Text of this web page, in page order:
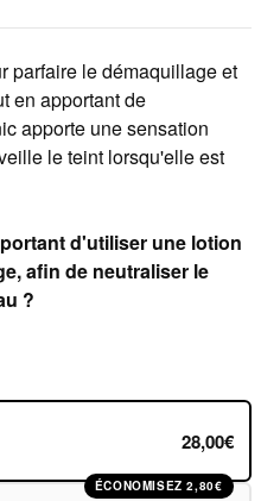
parfaire le démaquillage et
en apportant de
apporte une sensation
le teint lorsqu'elle est
d'utiliser une lotion
afin de neutraliser le
?
28,00€
ÉCONOMISEZ 2,80€